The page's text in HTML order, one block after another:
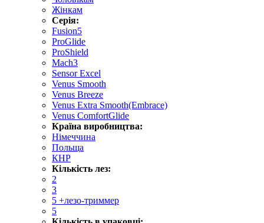
Жінкам
Серія:
Fusion5
ProGlide
ProShield
Mach3
Sensor Excel
Venus Smooth
Venus Breeze
Venus Extra Smooth(Embrace)
Venus ComfortGlide
Країна виробництва:
Німеччина
Польща
КНР
Кількість лез:
2
3
5 +лезо-триммер
5